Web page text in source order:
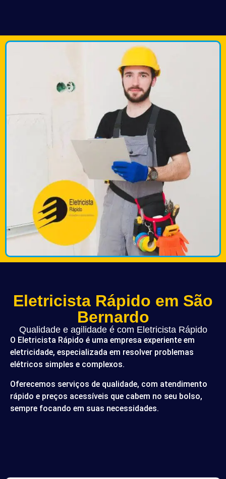
Eletricista Rápido em São
Bernardo
Qualidade e agilidade é com Eletricista Rápido
O Eletricista Rápido é uma empresa experiente em
eletricidade, especializada em resolver problemas
elétricos simples e complexos.
Oferecemos serviços de qualidade, com atendimento
rápido e preços acessíveis que cabem no seu bolso,
sempre focando em suas necessidades.